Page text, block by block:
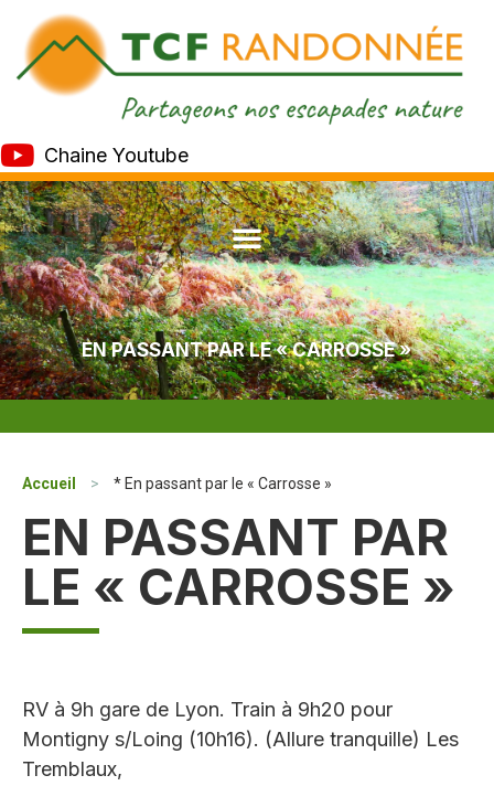
Chaine Youtube
EN PASSANT PAR LE « CARROSSE »
Accueil > * En passant par le « Carrosse »
EN PASSANT PAR
LE « CARROSSE »
RV à 9h gare de Lyon. Train à 9h20 pour
Montigny s/Loing (10h16). (Allure tranquille) Les
Tremblaux,